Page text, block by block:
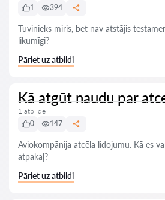
1
394
Tuvinieks miris, bet nav atstājis
likumīgi?
Pāriet uz atbildi
Kā atgūt naudu par
1 atbilde
0
147
Aviokompānija atcēla lidojumu. Kā es
atpakaļ?
Pāriet uz atbildi